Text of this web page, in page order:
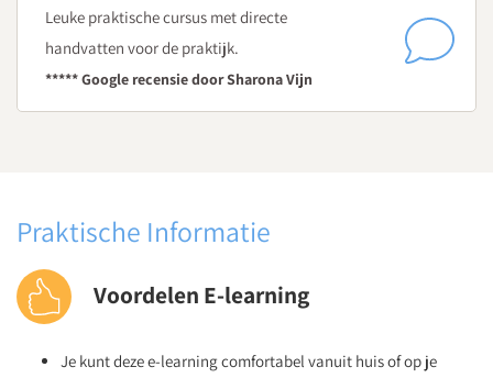
Leuke praktische cursus met directe
handvatten voor de praktijk.
***** Google recensie door Sharona Vijn
Praktische Informatie
Voordelen E-learning
Je kunt deze e-learning comfortabel vanuit huis of op je